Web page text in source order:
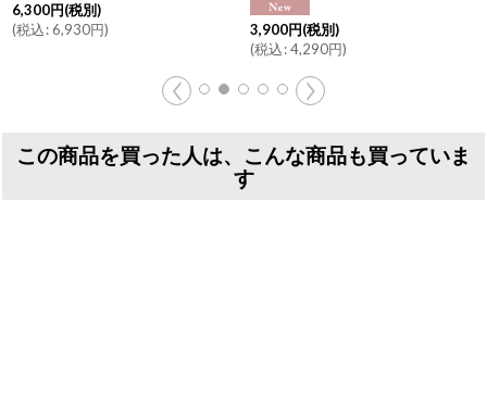
6,300円(税別)
(税込:6,930円) 3,900円(税別)
(税込:4,290円)
この商品を買った人は、こんな商品も買っていま
す